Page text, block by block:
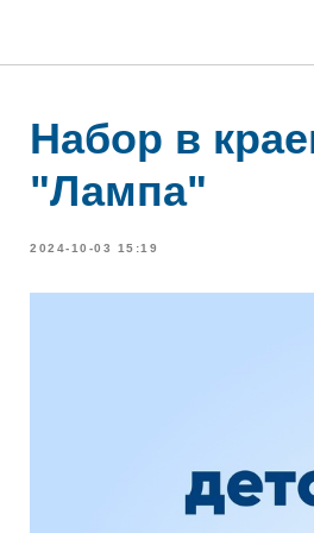
Набор в
"Лампа"
2024-10-03 15:19